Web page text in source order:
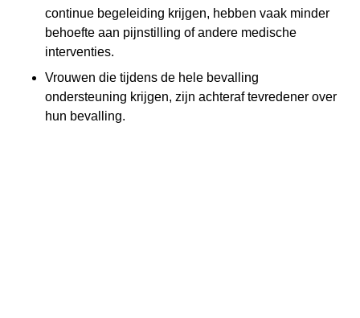
continue begeleiding krijgen, hebben vaak minder
behoefte aan pijnstilling of andere medische
interventies.
Vrouwen die tijdens de hele bevalling
ondersteuning krijgen, zijn achteraf tevredener over
hun bevalling.